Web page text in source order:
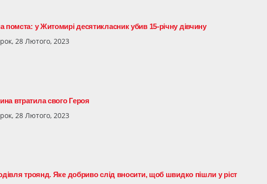
помста: у Житомирі десятикласник убив 15-річну дівчину
28 Лютого, 2023
втратила свого Героя
28 Лютого, 2023
троянд. Яке добриво слід вносити, щоб швидко пішли у ріст